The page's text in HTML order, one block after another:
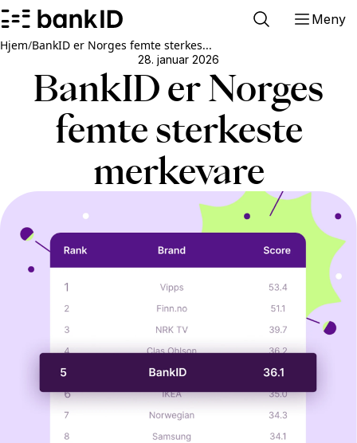
Meny
Hjem/BankID er Norges femte sterkes...
28. januar 2026
BankID er Norges
femte sterkeste
merkevare